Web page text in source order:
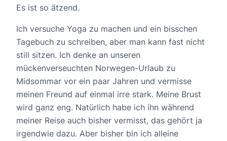
Es ist so ätzend.
Ich versuche Yoga zu machen und ein bisschen
Tagebuch zu schreiben, aber man kann fast nicht
still sitzen. Ich denke an unseren
mückenverseuchten Norwegen-Urlaub zu
Midsommar vor ein paar Jahren und vermisse
meinen Freund auf einmal irre stark. Meine Brust
wird ganz eng. Natürlich habe ich ihn während
meiner Reise auch bisher vermisst, das gehört ja
irgendwie dazu. Aber bisher bin ich alleine